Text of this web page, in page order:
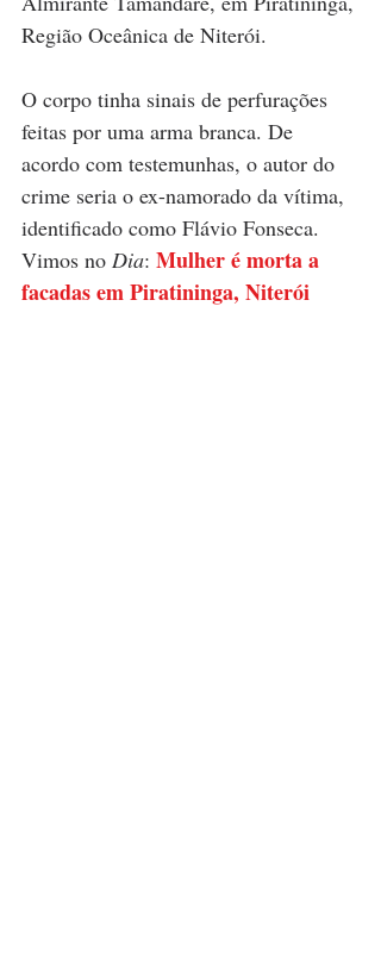
Região Oceânica de Niterói.
O corpo tinha sinais de perfurações
feitas por uma arma branca. De
acordo com testemunhas, o autor do
crime seria o ex-namorado da vítima,
identificado como Flávio Fonseca.
Vimos no Dia: Mulher é morta a
facadas em Piratininga, Niterói